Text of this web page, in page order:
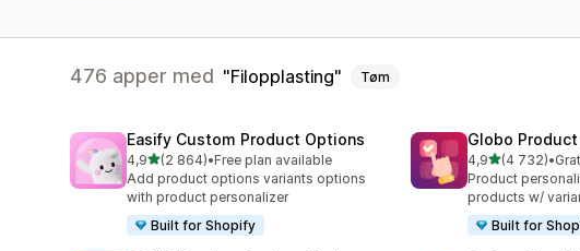
476 apper med Filopplasting Tøm
Easify Custom Product Options
4,9av 5 stjerner
(2 864)
Totalt 2864 omtaler
•Free plan available
Add product options variants options
with product personalizer
Built for Shopify
Globo
4,9av 5 stjerner
(4 732)
Totalt 4732 •
Product
products w/
Built for